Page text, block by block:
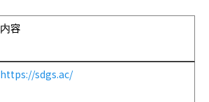
内容
https://sdgs.ac/